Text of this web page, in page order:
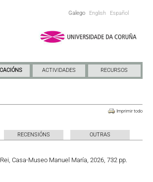
Galego English Español
ACTIVIDADES RECURSOS
Imprimir todo
RECENSIÓNS OUTRAS
Casa-Museo Manuel María, 2026, 732 pp.